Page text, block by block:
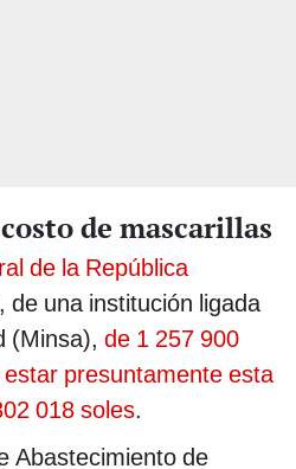
de mascarillas
de la República
de una institución ligada
(Minsa), de 1 257 900
presuntamente esta
018 soles.
Abastecimiento de